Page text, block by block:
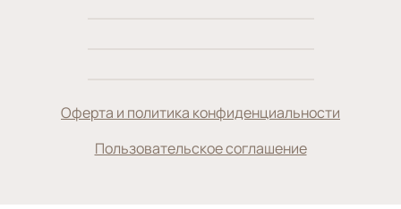
Оферта и политика конфиденциальности
Пользовательское соглашение